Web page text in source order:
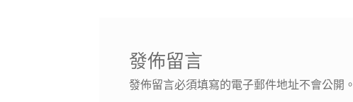
發佈留言
發佈留言必須填寫的電子郵件地址不會公開。